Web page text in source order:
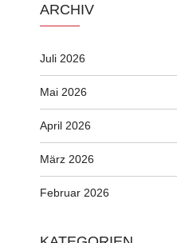
ARCHIV
Juli 2026
Mai 2026
April 2026
März 2026
Februar 2026